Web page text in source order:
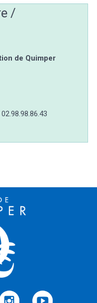
/
de Quimper